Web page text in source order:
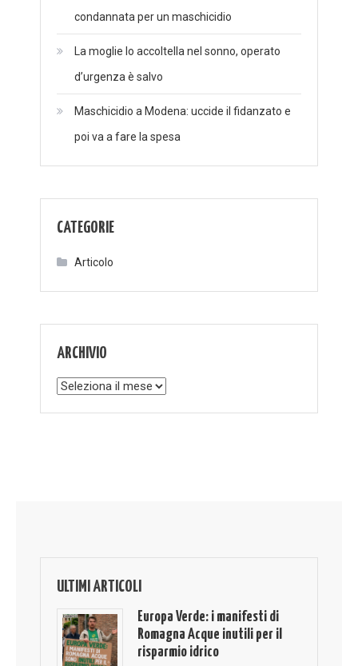
condannata per un maschicidio
La moglie lo accoltella nel sonno, operato
d’urgenza è salvo
Maschicidio a Modena: uccide il fidanzato e
poi va a fare la spesa
CATEGORIE
Articolo
ARCHIVIO
Archivio
ULTIMI ARTICOLI
Europa Verde: i manifesti di
Romagna Acque inutili per il
risparmio idrico